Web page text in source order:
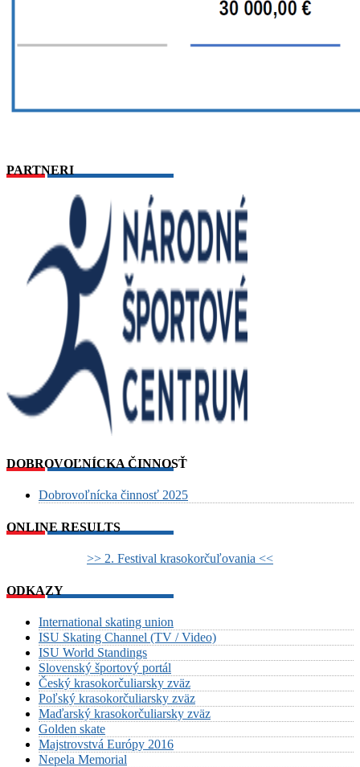
PARTNERI
DOBROVOĽNÍCKA ČINNOSŤ
Dobrovoľnícka činnosť 2025
ONLINE RESULTS
>> 2. Festival krasokorčuľovania <<
ODKAZY
International skating union
ISU Skating Channel (TV / Video)
ISU World Standings
Slovenský športový portál
Český krasokorčuliarsky zväz
Poľský krasokorčuliarsky zväz
Maďarský krasokorčuliarsky zväz
Golden skate
Majstrovstvá Európy 2016
Nepela Memorial